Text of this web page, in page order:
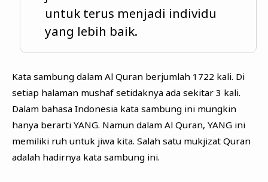
untuk terus menjadi individu
yang lebih baik.
Kata sambung dalam Al Quran berjumlah 1722 kali. Di
setiap halaman mushaf setidaknya ada sekitar 3 kali.
Dalam bahasa Indonesia kata sambung ini mungkin
hanya berarti YANG. Namun dalam Al Quran, YANG ini
memiliki ruh untuk jiwa kita. Salah satu mukjizat Quran
adalah hadirnya kata sambung ini.